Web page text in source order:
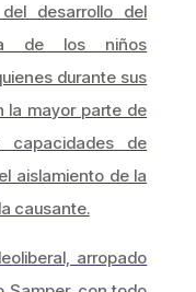
desarrollo del
de los niños
durante sus
la mayor parte de
capacidades de
aislamiento de la
causante.
arropado